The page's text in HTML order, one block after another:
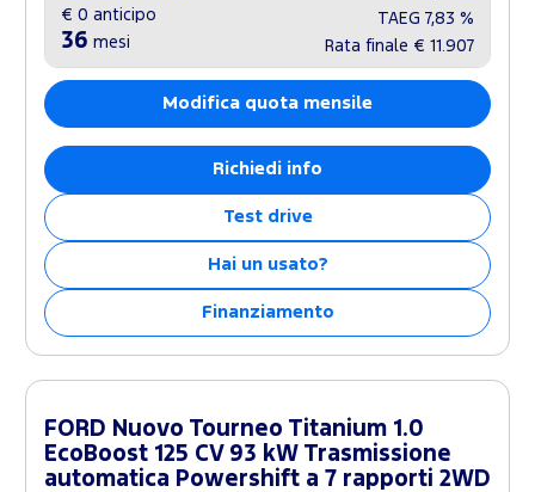
€ 0 anticipo
36 mesi
TAEG 7,83 %
Rata finale € 11.907
Modifica quota mensile
Richiedi info
Test drive
Hai un usato?
Finanziamento
FORD Nuovo Tourneo Titanium 1.0
EcoBoost 125 CV 93 kW Trasmissione
automatica Powershift a 7 rapporti 2WD